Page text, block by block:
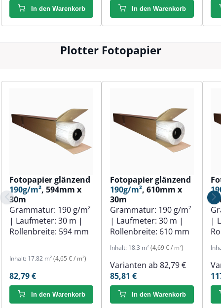
In den Warenkorb In den Warenkorb
Plotter Fotopapier
Fotopapier glänzend
190g/m², 594mm x
30m
Grammatur: 190 g/m²
| Laufmeter: 30 m |
Rollenbreite: 594 mm
Inhalt: 17.82 m²(4,65 € / m²)
82,79 €
In den Warenkorb
Fotopapier glänzend
190g/m², 610mm x
30m
Grammatur: 190 g/m²
| Laufmeter: 30 m |
Rollenbreite: 610 mm
Inhalt: 18.3 m²(4,69 € / m²)
Varianten ab 82,79 €
85,81 €
In den Warenkorb
|